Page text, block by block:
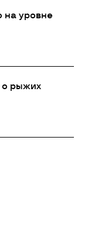
на уровне
о рыжих